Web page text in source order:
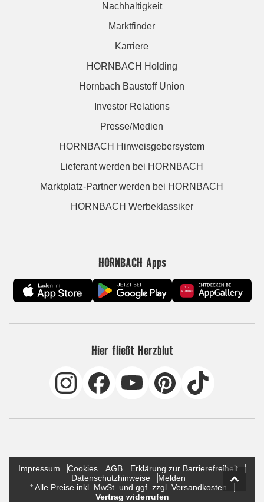
Nachhaltigkeit
Marktfinder
Karriere
HORNBACH Holding
Hornbach Baustoff Union
Investor Relations
Presse/Medien
HORNBACH Hinweisgebersystem
Lieferant werden bei HORNBACH
Marktplatz-Partner werden bei HORNBACH
HORNBACH Werbeklassiker
HORNBACH Apps
Hier fließt Herzblut
Impressum Cookies AGB
Erklärung zur Barrierefreiheit
Datenschutzhinweise
Melden
* Alle Preise inkl. MwSt. und ggf. zzgl. Versandkosten
Vertrag widerrufen